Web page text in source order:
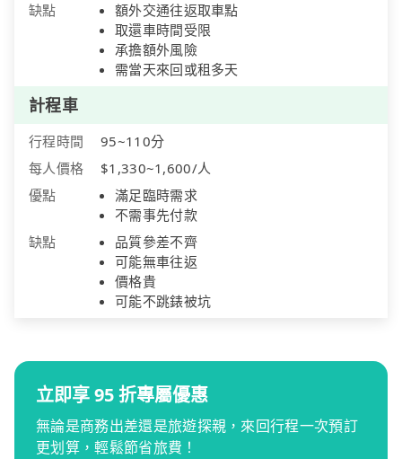
缺點
額外交通往返取車點
取還車時間受限
承擔額外風險
需當天來回或租多天
計程車
行程時間
95~110分
每人價格
$1,330~1,600/人
優點
滿足臨時需求
不需事先付款
缺點
品質參差不齊
可能無車往返
價格貴
可能不跳錶被坑
立即享 95 折專屬優惠
無論是商務出差還是旅遊探親，來回行程一次預訂
更划算，輕鬆節省旅費！